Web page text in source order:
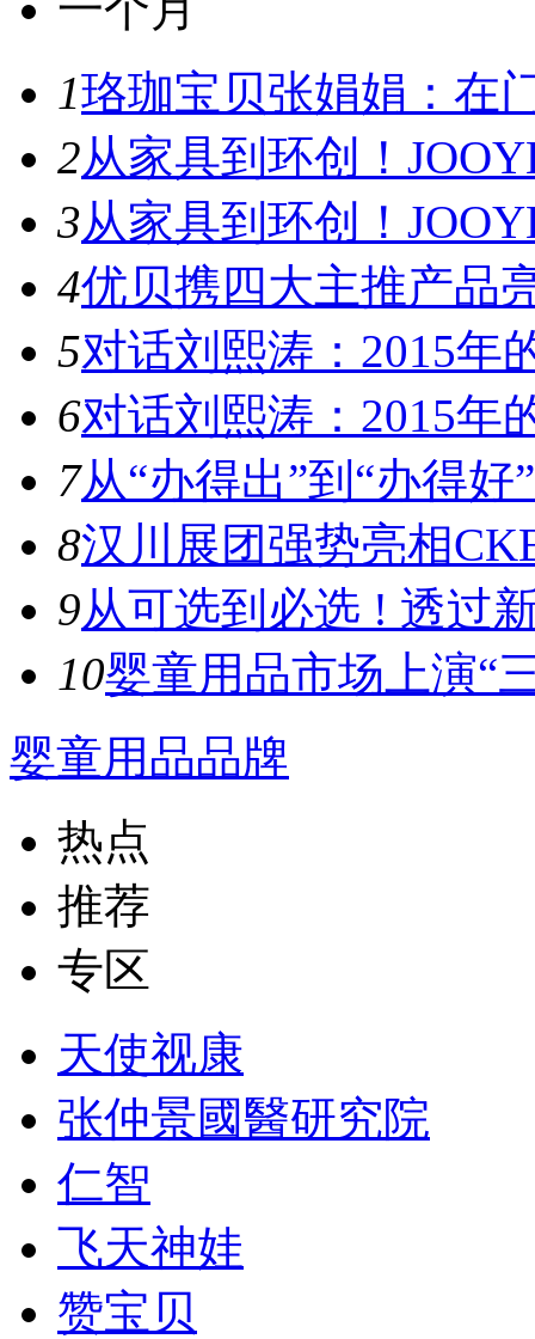
1珞珈宝贝张娟娟：在
2从家具到环创！
3从家具到环创！
4优贝携四大主推产品
5对话刘熙涛：2015年
6对话刘熙涛：2015年
7从“办得出”到“办得好
8汉川展团强势亮相
9从可选到必选 ! 透过
10婴童用品市场上演“
婴童用品品牌
热点
推荐
专区
天使视康
张仲景國醫研究院
仁智
飞天神娃
赞宝贝